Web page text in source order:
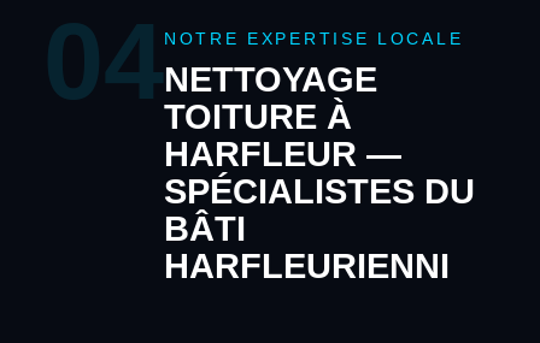
04NOTRE EXPERTISE LOCALE
NETTOYAGE
TOITURE À
HARFLEUR —
SPÉCIALISTES DU
BÂTI
HARFLEURIENNI